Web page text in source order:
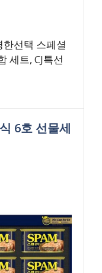
한선택 스페셜
세트, CJ특선
6호 선물세